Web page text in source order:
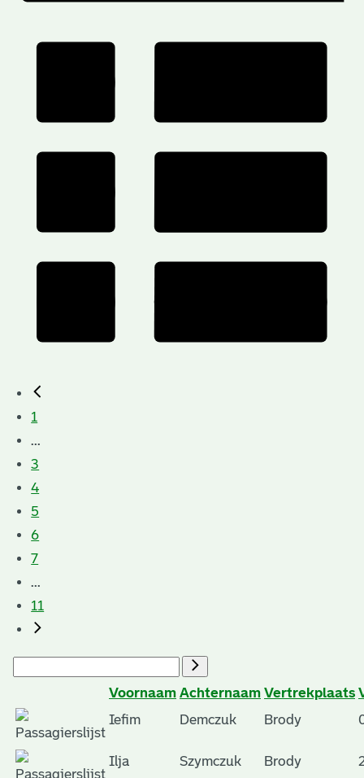
1
...
3
4
5
6
7
...
11
Voornaam Achternaam Vertrekplaats
Iefim
Demczuk Brody
Ilja Szymczuk Brody